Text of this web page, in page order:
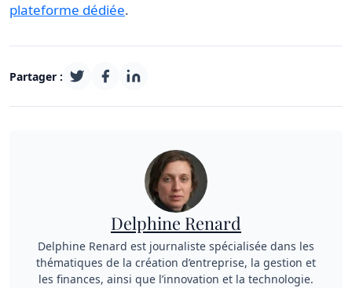
plateforme dédiée.
Partager :
Delphine Renard
Delphine Renard est journaliste spécialisée dans les
thématiques de la création d’entreprise, la gestion et
les finances, ainsi que l’innovation et la technologie.